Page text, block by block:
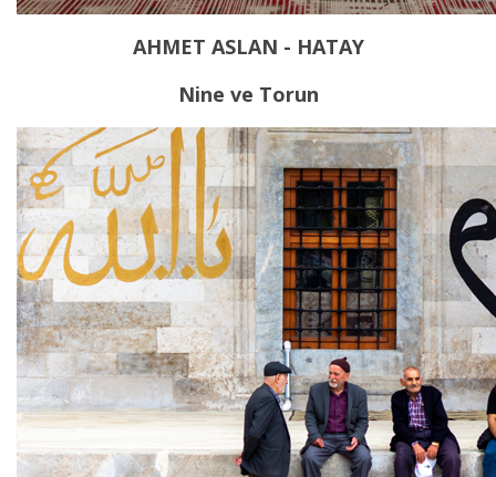
AHMET ASLAN - HATAY
Nine ve Torun